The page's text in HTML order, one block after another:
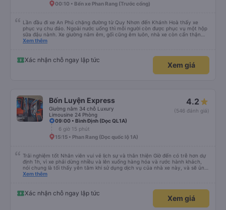
00:10 • Bến xe Phan Rang (Trước cổng)
Lần đầu đi xe An Phú chặng đường từ Quy Nhơn đến Khánh Hoà thấy xe
phục vụ chu đáo. Ngoài nước uống thì mỗi người còn được phục vụ một hộp
sữa đậu nành. Xe giường nằm êm, gối cũng êm luôn, nhà xe còn cẩn thận
treo thêm ở mỗi giường một cái giỏ nhỏ để đựng chai nước uống tránh rớt.
ngoài (với số tiền bỏ ra cho tuyến đường như vậy thì thấy rất tốt)
Xem thêm
Xác nhận chỗ ngay lập tức
Xem giá
Bốn Luyện Express
Giường nằm 34 chỗ Luxury
Limousine 24 Phòng
4.2
(546 đánh giá)
09:00 • Bình Định (Dọc QL1A)
6 giờ 15 phút
15:15 • Phan Rang (Dọc quốc lộ 1A)
Trải nghiệm tốt Nhân viên vui vẻ lịch sự và thân thiện Giờ đến có trễ hơn dự
định 1h, vì xe phải dừng nhiều và lên xuống hàng hóa và rước hành khách,
nói chung là tối thấy yên tâm khi sử dụng dịch vụ của nhà xe này, và sẽ ủng
hộ và giới thiệu cho người thân sử dụng dịch vụ của nhà xe này
Xem thêm
Xác nhận chỗ ngay lập tức
Xem giá